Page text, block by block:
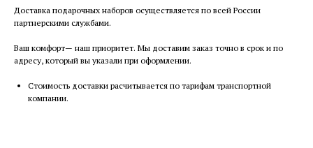
Доставка подарочных наборов осуществляется по всей России
партнерскими службами.
Ваш комфорт— наш приоритет. Мы доставим заказ точно в срок и по
адресу, который вы указали при оформлении.
Cтоимость доставки расчитывается по тарифам транспортной
компании.